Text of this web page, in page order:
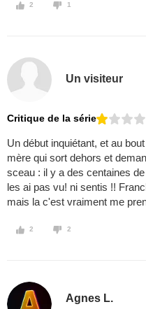
2 1
Un visiteur
Critique de la série
Un début inquiétant, et au
mère qui sort dehors et
sceau : il y a des centaines
les ai pas vu! ni sentis !!
mais la c'est vraiment me
2 2
Agnes L.